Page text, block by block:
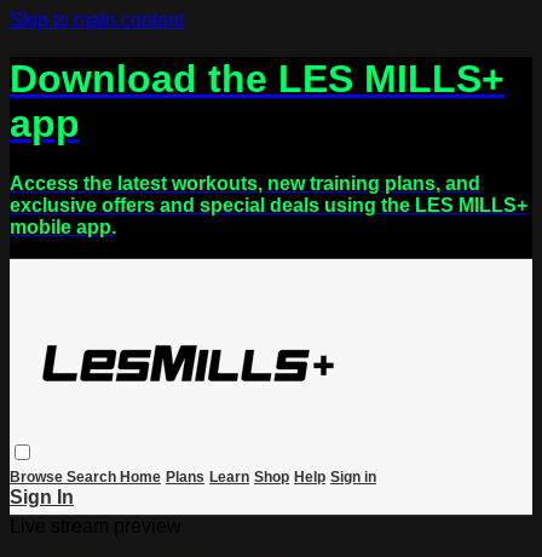
Skip to main content
Download the LES MILLS+
app
Access the latest workouts, new training plans, and
exclusive offers and special deals using the LES MILLS+
mobile app.
Browse Search Home Plans Learn Shop Help Sign in
Sign In